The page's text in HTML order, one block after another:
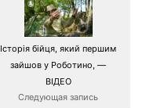
Історія бійця, який першим
зайшов у Роботино, —
ВІДЕО
Следующая запись